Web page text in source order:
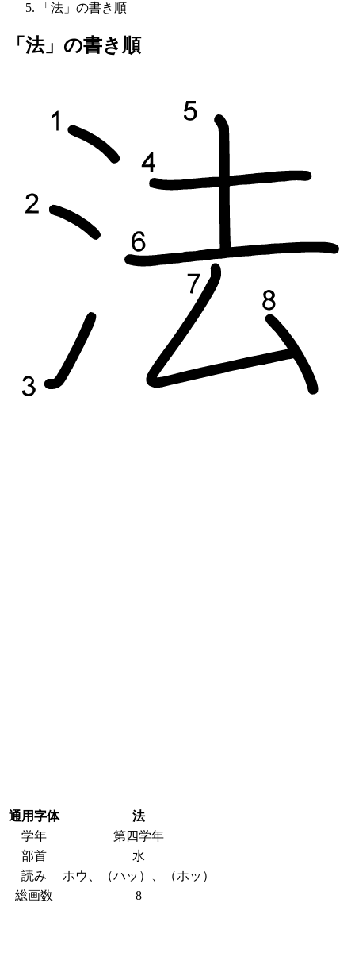
「法」の書き順
「法」の書き順
通用字体
法
学年
第四学年
部首
水
読み
ホウ、（ハッ）、（ホッ）
総画数
8